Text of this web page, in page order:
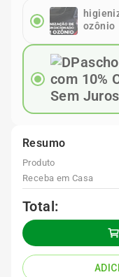
ozônio
Resumo
Produto
Receba em Casa
Total: